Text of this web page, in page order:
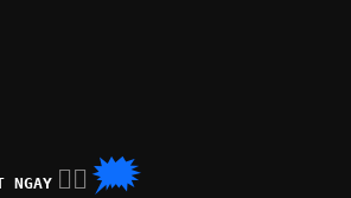
NGAY 👉🏽 🗯